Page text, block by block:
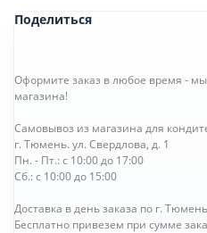
Поделиться
Оформите заказ в любое время -
магазина!
Самовывоз из магазина для
г. Тюмень. ул. Свердлова, д. 1
Пн. - Пт.: с 10:00 до 17:00
Сб.: с 10:00 до 15:00
Доставка в день заказа по г.
Бесплатно привезем при сумме